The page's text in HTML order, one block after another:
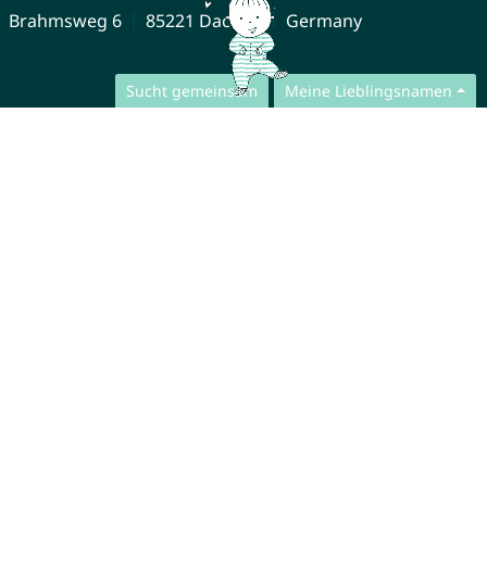
Sucht gemeinsam Meine Lieblingsnamen
Brahmsweg 6
85221 Dachau Germany